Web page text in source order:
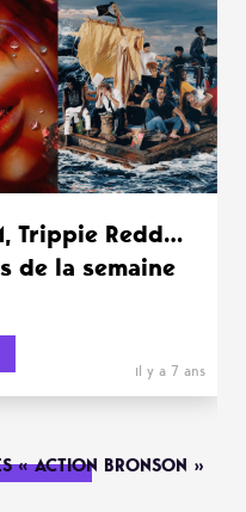
Trippie Redd…
de la semaine
il y a 7 ans
« ACTION BRONSON »